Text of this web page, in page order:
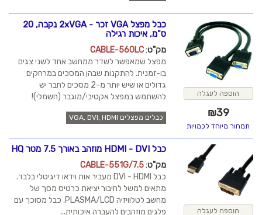
הוספה לעגלה
₪39
תמחור מיוחד לכמויות
כבל מפצל VGA זכר - 2xVGA נקבה, 20
ס"מ, איכות רגילה
מק"ט:
CABLE-560LC
מפצל שמאפשר לשדר ממחשב אחד לשני צגים
בו-זמנית. להתקנות שבהן המסכים במרחקים
גדולים או שיש יותר מ-2 מסכים לחבר יש
להשתמש במפצל אקטיבי/מוגבר (חשמלי)!
כבלים מפצלים VGA, DVI, HDMI
הוספה לעגלה
כבל HDMI - DVI מוזהב באורך 7.5 מטר HQ
מק"ט:
CABLE-551G/7.5
כבל DVI - HDMI מעביר אות וידאו דיגיטלי בלבד.
מתאים למשל לחיבור יציאת כרטיס מסך של
מחשב לטלוויזיה PLASMA/LCD. כבל מסוכך עם
פלגים מוזהבים להעברה איכותית...